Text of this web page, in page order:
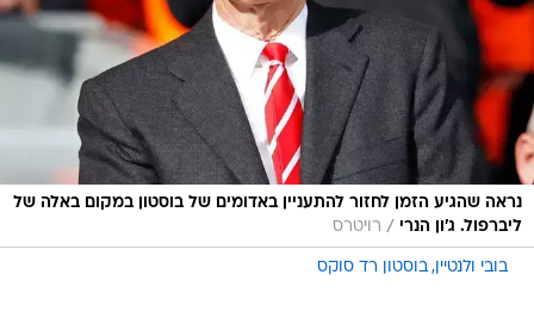
נראה שהגיע הזמן לחזור להתעניין באדומים של בוסטון במקום באלה של
ליברפול. ג'ון הנרי / רויטרס
בובי ולנטיין בוסטון רד סוקס